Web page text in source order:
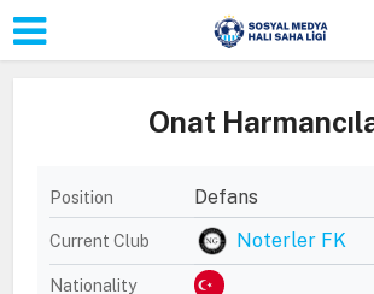
Onat
Position Defans
Current Club Noterler FK
Nationality